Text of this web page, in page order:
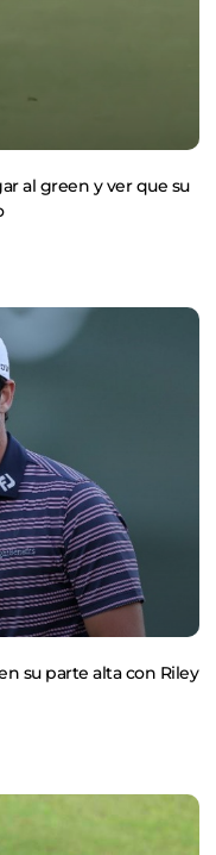
al green y ver que su
su parte alta con Riley